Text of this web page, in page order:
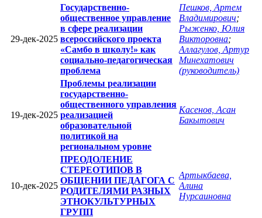
29-дек-2025
Государственно-
общественное управление
в сфере реализации
всероссийского проекта
«Самбо в школу!» как
социально-педагогическая
проблема
Пешков, Артем
Владимирович;
Рыженко, Юлия
Викторовна;
Аллагулов, Артур
Минехатович
(руководитель)
19-дек-2025
Проблемы реализации
государственно-
общественного управления
реализацией
образовательной
политикой на
региональном уровне
Касенов, Асан
Бакытович
10-дек-2025
ПРЕОДОЛЕНИЕ
СТЕРЕОТИПОВ В
ОБЩЕНИИ ПЕДАГОГА С
РОДИТЕЛЯМИ РАЗНЫХ
ЭТНОКУЛЬТУРНЫХ
ГРУПП
Артыкбаева,
Алина
Нурсаиновна